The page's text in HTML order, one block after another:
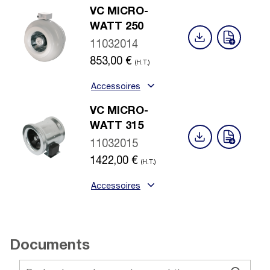
VC MICRO-
WATT 250
11032014
853,00 € (H.T.)
Accessoires
VC MICRO-
WATT 315
11032015
1422,00 € (H.T.)
Accessoires
Documents